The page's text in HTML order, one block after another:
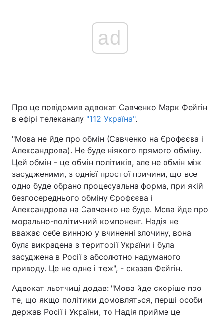
Головна Війна
Україна Політика
Економіка Світ
Спорт Наука
Техно і зв'язок Лайт
Зброя Інциденти
Здоров'я Туризм
Цікавинки Погода
ad
Про це повідомив адвокат Савченко Марк Фейгін
в ефірі телеканалу "112 Україна".
"Мова не йде про обмін (Савченко на Єрофєєва і
Александрова). Не буде ніякого прямого обміну.
Цей обмін – це обмін політиків, але не обмін між
засудженими, з однієї простої причини, що все
одно буде обрано процесуальна форма, при якій
безпосереднього обміну Єрофєєва і
Александрова на Савченко не буде. Мова йде про
морально-політичний компонент. Надія не
вважає себе винною у вчиненні злочину, вона
була викрадена з території України і була
засуджена в Росії з абсолютно надуманого
приводу. Це не одне і теж", - сказав Фейгін.
Адвокат льотчиці додав: "Мова йде скоріше про
те, що якщо політики домовляться, перші особи
держав Росії і України, то Надія прийме це